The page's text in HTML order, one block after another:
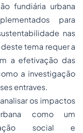
fundiária urbana
para
nas
tema requer a
a efetivação das
a investigação
entraves.
os impactos
como um
social e